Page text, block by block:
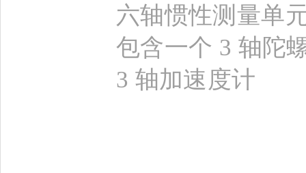
六轴惯性测量单
包含一个 3 轴陀
3 轴加速度计